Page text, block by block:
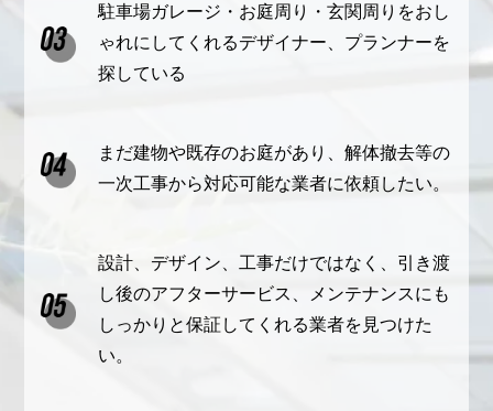
駐車場ガレージ・お庭周り・玄関周りをおし
ゃれにしてくれるデザイナー、プランナーを
探している
まだ建物や既存のお庭があり、解体撤去等の
一次工事から対応可能な業者に依頼したい。
設計、デザイン、工事だけではなく、引き渡
し後のアフターサービス、メンテナンスにも
しっかりと保証してくれる業者を見つけた
い。